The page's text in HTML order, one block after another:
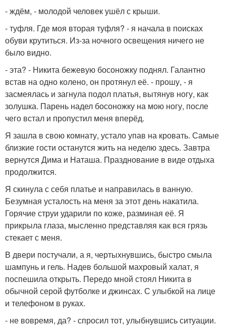
- ждём, - молодой человек ушёл с крыши.
- туфля. Где моя вторая туфля? - я начала в поисках
обуви крутиться. Из-за ночного освещения ничего не
было видно.
- эта? - Никита бежевую босоножку поднял. Галантно
встав на одно колено, он протянул её. - прошу, - я
засмеялась и загнула подол платья, вытянув ногу, как
золушка. Парень надел босоножку на мою ногу, после
чего встал и пропустил меня вперёд.
Я зашла в свою комнату, устало упав на кровать. Самые
близкие гости останутся жить на неделю здесь. Завтра
вернутся Дима и Наташа. Празднование в виде отдыха
продолжится.
Я скинула с себя платье и направилась в ванную.
Безумная усталость на меня за этот день накатила.
Горячие струи ударили по коже, разминая её. Я
прикрыла глаза, мысленно представляя как вся грязь
стекает с меня.
В двери постучали, а я, чертыхнувшись, быстро смыла
шампунь и гель. Надев большой махровый халат, я
поспешила открыть. Передо мной стоял Никита в
обычной серой футболке и джинсах. С улыбкой на лице
и телефоном в руках.
- не вовремя, да? - спросил тот, улыбнувшись ситуации.